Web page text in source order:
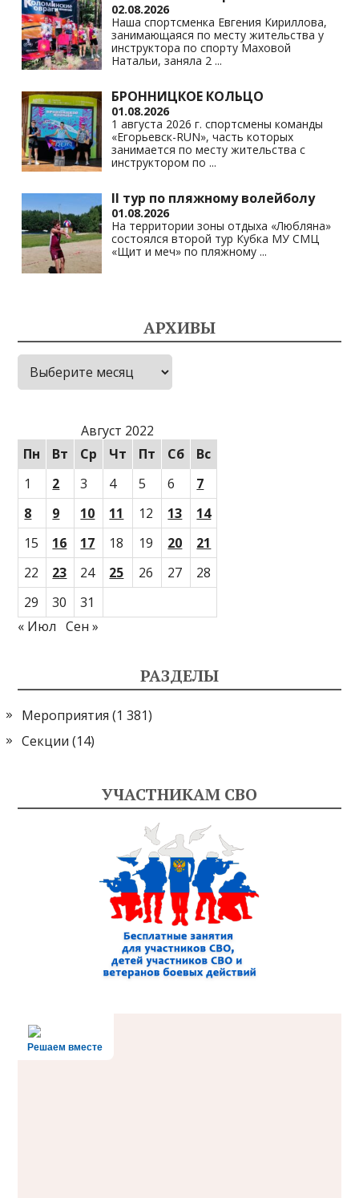
02.08.2026
Наша спортсменка Евгения Кириллова,
занимающаяся по месту жительства у
инструктора по спорту Маховой
Натальи, заняла 2 ...
БРОННИЦКОЕ КОЛЬЦО
01.08.2026
1 августа 2026 г. спортсмены команды
«Егорьевск-RUN», часть которых
занимается по месту жительства с
инструктором по ...
II тур по пляжному волейболу
01.08.2026
На территории зоны отдыха «Любляна»
состоялся второй тур Кубка МУ СМЦ
«Щит и меч» по пляжному ...
АРХИВЫ
Архивы
Август 2022
Пн
Вт Ср Чт Пт Сб
Вс
1
2 3 4 5 6
7
8
9 10 11 12 13
14
15
16 17 18 19 20
21
22
23 24 25 26 27
28
29
30
31
« Июл
Сен »
РАЗДЕЛЫ
Мероприятия (1 381)
Секции (14)
УЧАСТНИКАМ СВО
Решаем вместе